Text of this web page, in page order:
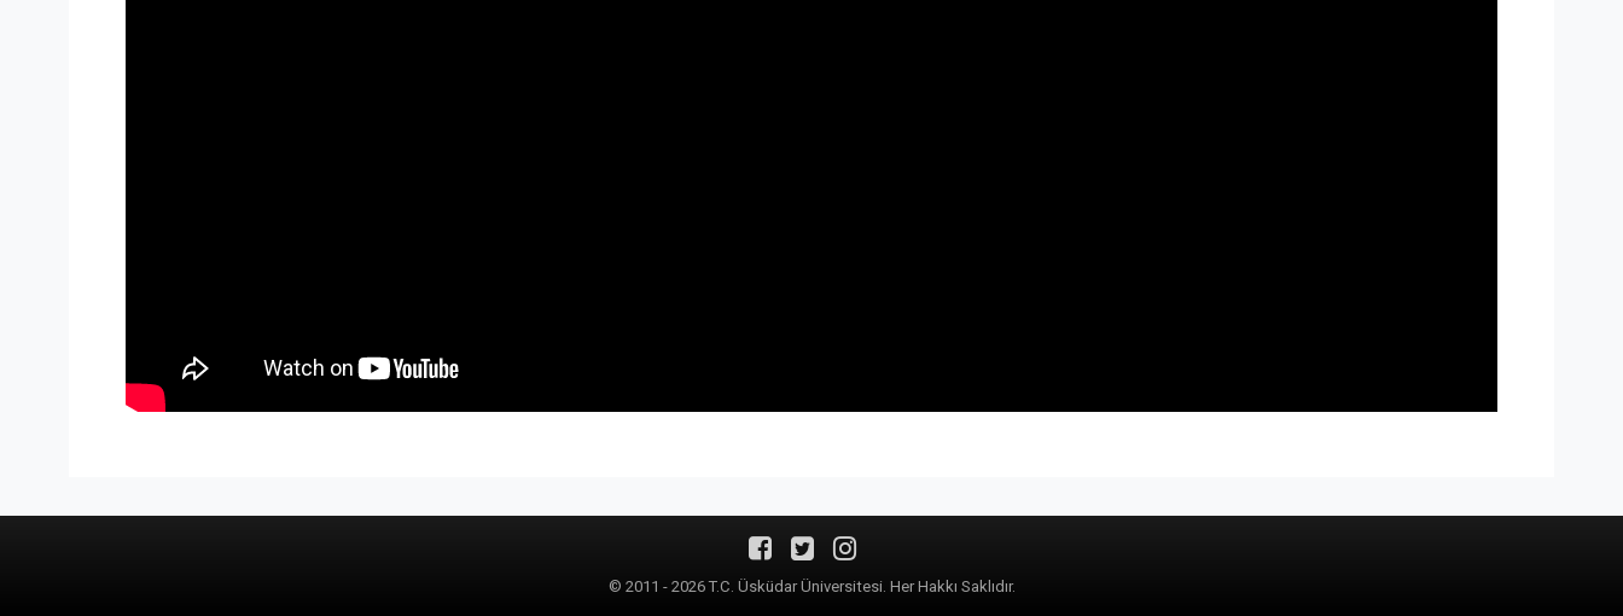
© 2011 - 2026 T.C. Üsküdar Üniversitesi. Her Hakkı Saklıdır.